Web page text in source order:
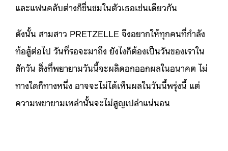
และแฟนคลับต่างก็ชื่นชมในตัวเธอเช่นเดียวกัน
ดังนั้น สามสาว PRETZELLE จึงอยากให้ทุกคนที่กำลัง
ท้อสู้ต่อไป วันที่รอจะมาถึง ยังไงก็ต้องเป็นวันของเราใน
สักวัน สิ่งที่พยายามวันนี้จะผลิดอกออกผลในอนาคต ไม่
ทางใดก็ทางหนึ่ง อาจจะไม่ได้เห็นผลในวันนี้พรุ่งนี้ แต่
ความพยายามเหล่านั้นจะไม่สูญเปล่าแน่นอน